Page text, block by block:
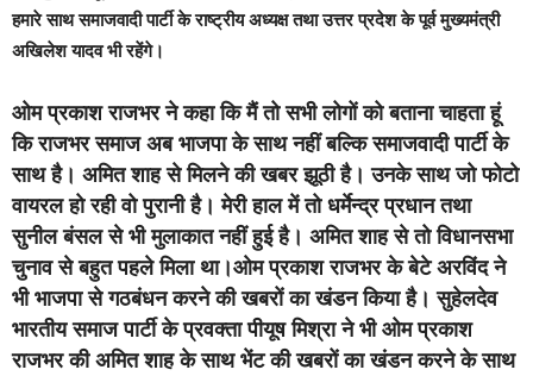
हमारे साथ समाजवादी पार्टी के राष्ट्रीय अध्यक्ष तथा उत्तर प्रदेश के पूर्व मुख्यमंत्री
अखिलेश यादव भी रहेंगे।
ओम प्रकाश राजभर ने कहा कि मैं तो सभी लोगों को बताना चाहता हूं
कि राजभर समाज अब भाजपा के साथ नहीं बल्कि समाजवादी पार्टी के
साथ है। अमित शाह से मिलने की खबर झूठी है। उनके साथ जो फोटो
वायरल हो रही वो पुरानी है। मेरी हाल में तो धर्मेन्द्र प्रधान तथा
सुनील बंसल से भी मुलाकात नहीं हुई है। अमित शाह से तो विधानसभा
चुनाव से बहुत पहले मिला था।ओम प्रकाश राजभर के बेटे अरविंद ने
भी भाजपा से गठबंधन करने की खबरों का खंडन किया है। सुहेलदेव
भारतीय समाज पार्टी के प्रवक्ता पीयूष मिश्रा ने भी ओम प्रकाश
राजभर की अमित शाह के साथ भेंट की खबरों का खंडन करने के साथ